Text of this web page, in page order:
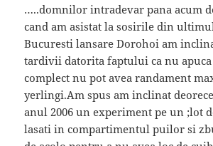
…..domnilor intradevar pana acum
cand am asistat la sosirile din
Bucuresti lansare Dorohoi am
tardivii datorita faptului ca nu apuca
complect nu pot avea randament
yerlingi.Am spus am inclinat
anul 2006 un experiment pe un ;lot
lasati in compartimentul puilor si